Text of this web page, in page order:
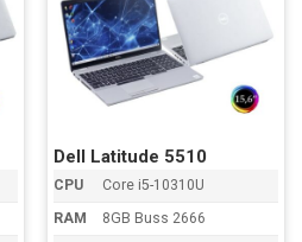
Dell Latitude 5510
CPU
Core i5-10310U
RAM
8GB Buss 2666